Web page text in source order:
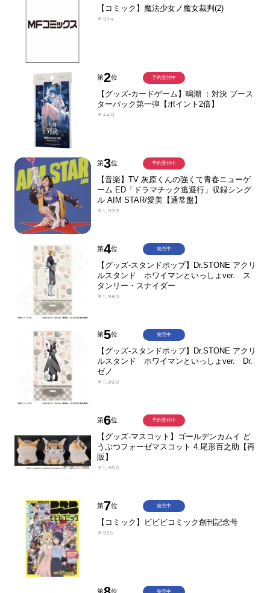
【コミック】魔法少女ノ魔女裁判(2)
￥924
第2位
【グッズ-カードゲーム】鳴潮 ：対決 ブース
ターパック第一弾【ポイント2倍】
￥440
予約受付中
第3位
【音楽】TV 灰原くんの強くて青春ニューゲ
ーム ED「ドラマチック逃避行」収録シング
ル AIM STAR/愛美【通常盤】
￥1,999
予約受付中
第4位
【グッズ-スタンドポップ】Dr.STONE アクリ
ルスタンド ホワイマンといっしょver. ス
タンリー・スナイダー
￥1,980
発売中
第5位
【グッズ-スタンドポップ】Dr.STONE アクリ
ルスタンド ホワイマンといっしょver. Dr.
ゼノ
￥1,980
発売中
第6位
【グッズ-マスコット】ゴールデンカムイ ど
うぶつフォーゼマスコット 4.尾形百之助【再
販】
￥1,980
予約受付中
第7位
【コミック】ビビビコミック創刊記念号
￥935
発売中
第 位 発売中